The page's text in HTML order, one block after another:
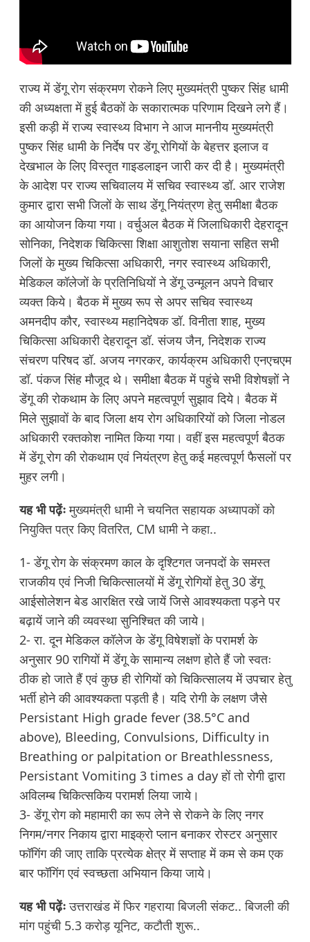
राज्य में डेंगू रोग संक्रमण रोकने लिए मुख्यमंत्री पुष्कर सिंह धामी
की अध्यक्षता में हुई बैठकों के सकारात्मक परिणाम दिखने लगे हैं।
इसी कड़ी में राज्य स्वास्थ्य विभाग ने आज माननीय मुख्यमंत्री
पुष्कर सिंह धामी के निर्देष पर डेंगू रोगियों के बेहत्तर इलाज व
देखभाल के लिए विस्तृत गाइडलाइन जारी कर दी है। मुख्यमंत्री
के आदेश पर राज्य सचिवालय में सचिव स्वास्थ्य डॉ. आर राजेश
कुमार द्वारा सभी जिलों के साथ डेंगू नियंत्रण हेतु समीक्षा बैठक
का आयोजन किया गया। वर्चुअल बैठक में जिलाधिकारी देहरादून
सोनिका, निदेशक चिकित्सा शिक्षा आशुतोश सयाना सहित सभी
जिलों के मुख्य चिकित्सा अधिकारी, नगर स्वास्थ्य अधिकारी,
मेडिकल कॉलेजों के प्रतिनिधियों ने डेंगू उन्मूलन अपने विचार
व्यक्त किये। बैठक में मुख्य रूप से अपर सचिव स्वास्थ्य
अमनदीप कौर, स्वास्थ्य महानिदेषक डॉ. विनीता शाह, मुख्य
चिकित्सा अधिकारी देहरादून डॉ. संजय जैन, निदेशक राज्य
संचरण परिषद डॉ. अजय नगरकर, कार्यक्रम अधिकारी एनएचएम
डॉ. पंकज सिंह मौजूद थे। समीक्षा बैठक में पहुंचे सभी विशेषज्ञों ने
डेंगू की रोकथाम के लिए अपने महत्वपूर्ण सुझाव दिये। बैठक में
मिले सुझावों के बाद जिला क्षय रोग अधिकारियों को जिला नोडल
अधिकारी रक्तकोश नामित किया गया। वहीं इस महत्वपूर्ण बैठक
में डेंगू रोग की रोकथाम एवं नियंत्रण हेतु कई महत्वपूर्ण फैसलों पर
मुहर लगी।
यह भी पढ़ेंः मुख्यमंत्री धामी ने चयनित सहायक अध्यापकों को
नियुक्ति पत्र किए वितरित, CM धामी ने कहा..
1- डेंगू रोग के संक्रमण काल के दृश्टिगत जनपदों के समस्त
राजकीय एवं निजी चिकित्सालयों में डेंगू रोगियों हेतु 30 डेंगू
आईसोलेशन बेड आरक्षित रखे जायें जिसे आवश्यकता पड़ने पर
बढ़ायें जाने की व्यवस्था सुनिश्चित की जाये।
2- रा. दून मेडिकल कॉलेज के डेंगू विषेशज्ञों के परामर्श के
अनुसार 90 रागियों में डेंगू के सामान्य लक्षण होते हैं जो स्वतः
ठीक हो जाते हैं एवं कुछ ही रोगियों को चिकित्सालय में उपचार हेतु
भर्ती होने की आवश्यकता पड़ती है। यदि रोगी के लक्षण जैसे
Persistant High grade fever (38.5°C and
above), Bleeding, Convulsions, Difficulty in
Breathing or palpitation or Breathlessness,
Persistant Vomiting 3 times a day हों तो रोगी द्वारा
अविलम्ब चिकित्सकिय परामर्श लिया जाये।
3- डेंगू रोग को महामारी का रूप लेने से रोकने के लिए नगर
निगम/नगर निकाय द्वारा माइक्रो प्लान बनाकर रोस्टर अनुसार
फॉगिंग की जाए ताकि प्रत्येक क्षेत्र में सप्ताह में कम से कम एक
बार फॉगिंग एवं स्वच्छता अभियान किया जाये।
यह भी पढ़ेंः उत्तराखंड में फिर गहराया बिजली संकट.. बिजली की
मांग पहुंची 5.3 करोड़ यूनिट, कटौती शुरू..